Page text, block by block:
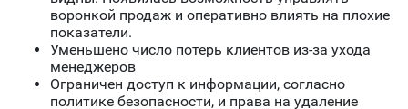
воронкой продаж и оперативно влиять на плохие
показатели.
Уменьшено число потерь клиентов из-за ухода
менеджеров
Ограничен доступ к информации, согласно
политике безопасности, и права на удаление